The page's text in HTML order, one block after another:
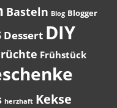
Basteln Blog Blogger
Dessert DIY
Frühstück
herzhaft Kekse